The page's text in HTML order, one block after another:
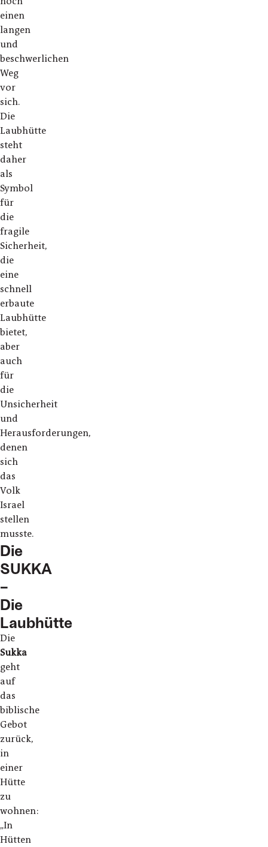
einen
langen
und
beschwerlichen
Weg
vor
sich.
Die
Laubhütte
steht
daher
als
Symbol
für
die
fragile
Sicherheit,
die
eine
schnell
erbaute
Laubhütte
bietet,
aber
auch
für
die
Unsicherheit
und
Herausforderungen,
denen
sich
das
Volk
Israel
stellen
musste.
Die
SUKKA
–
Die
Laubhütte
Die
Sukka
geht
auf
das
biblische
Gebot
zurück,
in
einer
Hütte
zu
wohnen:
„In
Hütten